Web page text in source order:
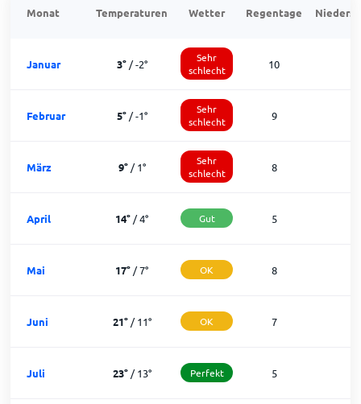
Monat Temperaturen Wetter Regentage
Januar 3°/-2°
Sehr
schlecht
10
Februar 5°/-1°
Sehr
schlecht
9
März 9°/1°
Sehr
schlecht
8
April 14° /4° Gut 5
Mai 17° /7° OK 8
Juni 21°/11° OK 7
Juli 23°/13° Perfekt 5